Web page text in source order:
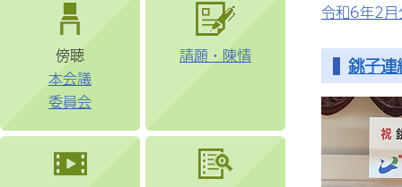
傍聴
本会議
委員会
請願・陳情
令和6年2月
銚子